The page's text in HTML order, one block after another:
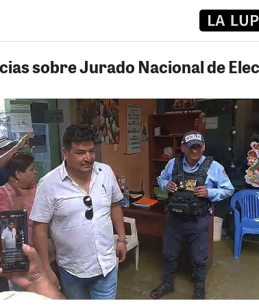
sobre Jurado Nacional de